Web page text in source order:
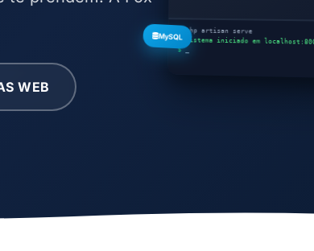
WEB
MySQL
$ php artisan serve
✓ Sistema iniciado em
$ _